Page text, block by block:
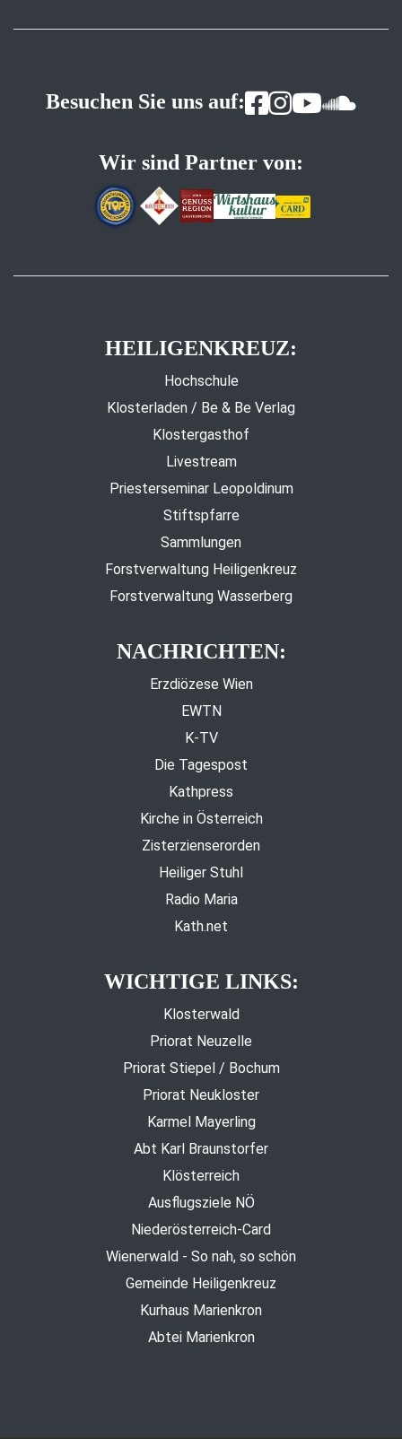
Besuchen Sie uns auf:
Wir sind Partner von:
HEILIGENKREUZ:
Hochschule
Klosterladen / Be & Be Verlag
Klostergasthof
Livestream
Priesterseminar Leopoldinum
Stiftspfarre
Sammlungen
Forstverwaltung Heiligenkreuz
Forstverwaltung Wasserberg
NACHRICHTEN:
Erzdiözese Wien
EWTN
K-TV
Die Tagespost
Kathpress
Kirche in Österreich
Zisterzienserorden
Heiliger Stuhl
Radio Maria
Kath.net
WICHTIGE LINKS:
Klosterwald
Priorat Neuzelle
Priorat Stiepel / Bochum
Priorat Neukloster
Karmel Mayerling
Abt Karl Braunstorfer
Klösterreich
Ausflugsziele NÖ
Niederösterreich-Card
Wienerwald - So nah, so schön
Gemeinde Heiligenkreuz
Kurhaus Marienkron
Abtei Marienkron